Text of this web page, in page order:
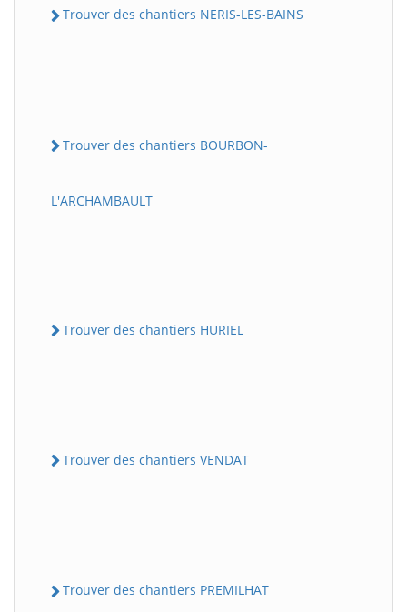
Trouver des chantiers NERIS-LES-BAINS
Trouver des chantiers BOURBON-
L'ARCHAMBAULT
Trouver des chantiers HURIEL
Trouver des chantiers VENDAT
Trouver des chantiers PREMILHAT